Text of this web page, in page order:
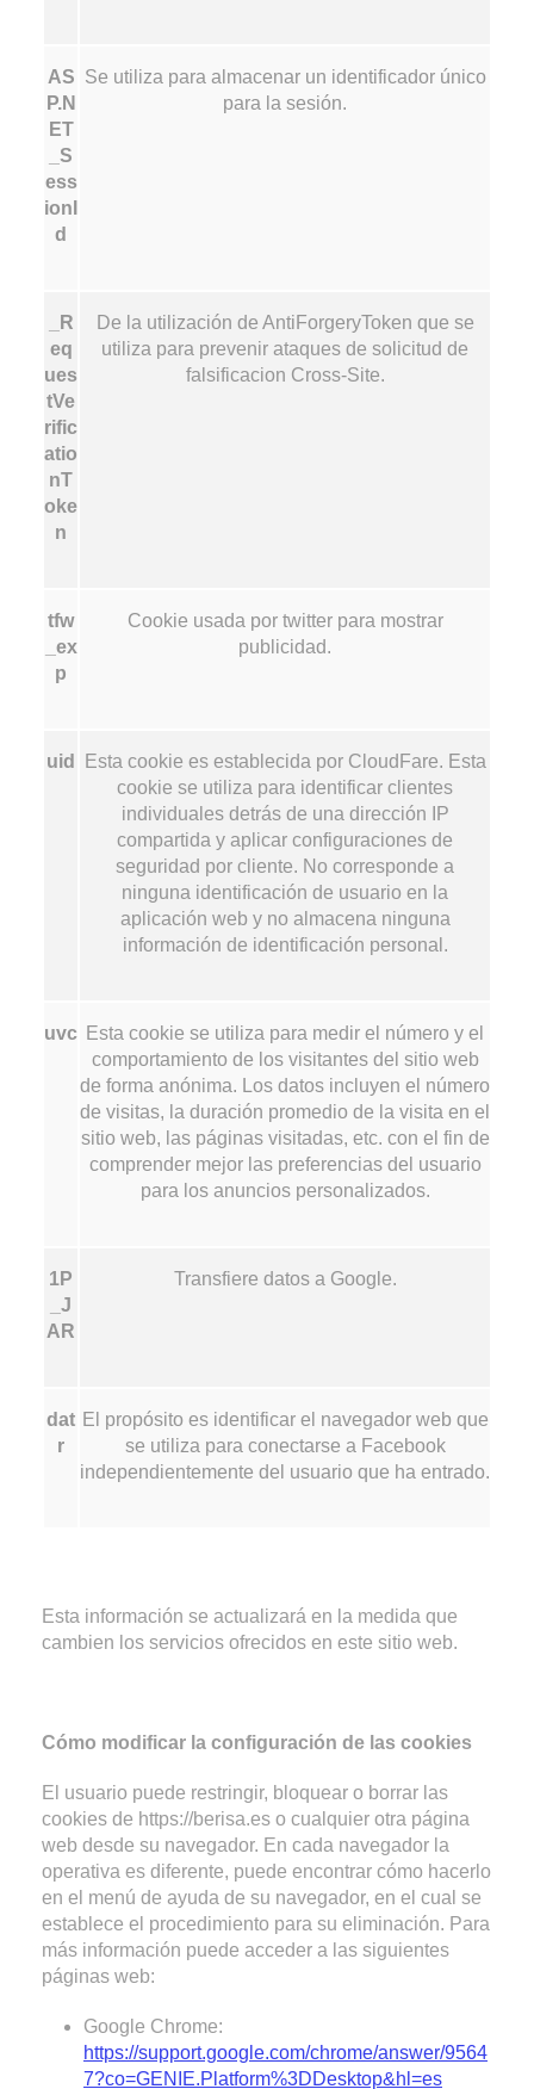
AS
P.N
ET
_S
ess
ionI
d
Se utiliza para almacenar un identificador único
para la sesión.
_R
eq
ues
tVe
rific
atio
nT
oke
n
De la utilización de AntiForgeryToken que se
utiliza para prevenir ataques de solicitud de
falsificacion Cross-Site.
tfw
_ex
p
Cookie usada por twitter para mostrar
publicidad.
uid
Esta cookie es establecida por CloudFare. Esta
cookie se utiliza para identificar clientes
individuales detrás de una dirección IP
compartida y aplicar configuraciones de
seguridad por cliente. No corresponde a
ninguna identificación de usuario en la
aplicación web y no almacena ninguna
información de identificación personal.
uvc Esta cookie se utiliza para medir el número y el
comportamiento de los visitantes del sitio web
de forma anónima. Los datos incluyen el número
de visitas, la duración promedio de la visita en el
sitio web, las páginas visitadas, etc. con el fin de
comprender mejor las preferencias del usuario
para los anuncios personalizados.
1P
_J
AR
Transfiere datos a Google.
dat
r
El propósito es identificar el navegador web que
se utiliza para conectarse a Facebook
independientemente del usuario que ha entrado.
Esta información se actualizará en la medida que
cambien los servicios ofrecidos en este sitio web.
Cómo modificar la configuración de las cookies
El usuario puede restringir, bloquear o borrar las
cookies de https://berisa.es o cualquier otra página
web desde su navegador. En cada navegador la
operativa es diferente, puede encontrar cómo hacerlo
en el menú de ayuda de su navegador, en el cual se
establece el procedimiento para su eliminación. Para
más información puede acceder a las siguientes
páginas web:
Google Chrome:
https://support.google.com/chrome/answer/9564
7?co=GENIE.Platform%3DDesktop&hl=es